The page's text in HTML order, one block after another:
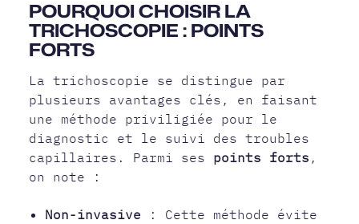
POURQUOI CHOISIR LA
TRICHOSCOPIE : POINTS
FORTS
La trichoscopie se distingue par
plusieurs avantages clés, en faisant
une méthode priviligiée pour le
diagnostic et le suivi des troubles
capillaires. Parmi ses points forts ,
on note :
Non-invasive : Cette méthode évite